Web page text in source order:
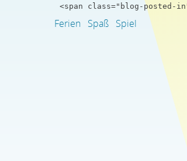
<span class="blog-posted-
Ferien Spaß Spiel